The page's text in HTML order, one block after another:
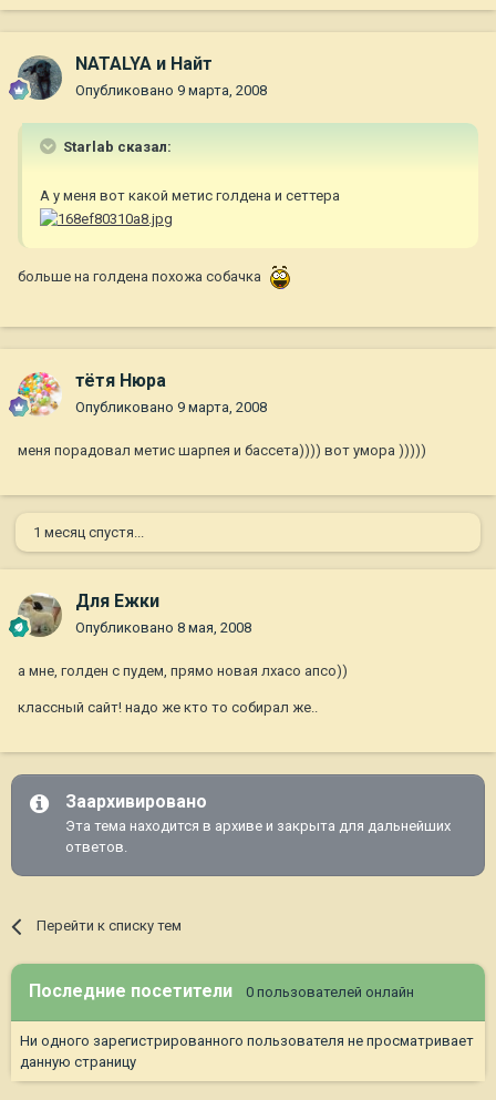
NATALYA и Найт
Опубликовано 9 марта, 2008
Starlab сказал:
А у меня вот какой метис голдена и сеттера
больше на голдена похожа собачка
тётя Нюра
Опубликовано 9 марта, 2008
меня порадовал метис шарпея и бассета)))) вот умора )))))
1 месяц спустя...
Для Ежки
Опубликовано 8 мая, 2008
а мне, голден с пудем, прямо новая лхасо апсо))
классный сайт! надо же кто то собирал же..
Заархивировано
Эта тема находится в архиве и закрыта для дальнейших
ответов.
Перейти к списку тем
Последние посетители 0 пользователей онлайн
Ни одного зарегистрированного пользователя не просматривает
данную страницу